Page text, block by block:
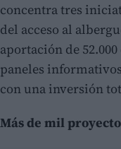
concentra tres
del acceso al
aportación de
paneles
con una inversión
Más de mil